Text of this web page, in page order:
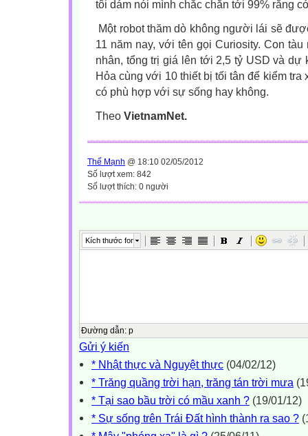
tôi dám nói mình chắc chắn tới 99% rằng
Một robot thăm dò không người lái sẽ
11 năm nay, với tên gọi Curiosity. Con
nhân, tổng trị giá lên tới 2,5 tỷ USD và dự
Hỏa cùng với 10 thiết bị tối tân để kiểm
có phù hợp với sự sống hay không.
Theo VietnamNet.
Thế Mạnh @ 18:10 02/05/2012
Số lượt xem: 842
Số lượt thích: 0 người
Kích thước font
Đường dẫn: p
Gửi ý kiến
* Nhật thực và Nguyệt thực (04/02/12)
* Trăng quầng trời hạn, trăng tán trời mưa
* Tại sao bầu trời có mầu xanh ? (19/01/12)
* Sự sống trên Trái Đất hình thành ra sao ?